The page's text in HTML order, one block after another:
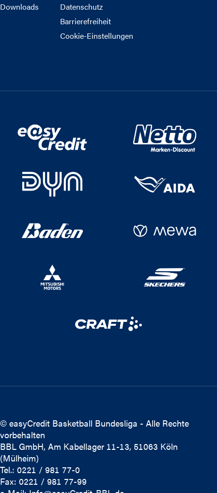
Downloads
Datenschutz
Barrierefreiheit
Cookie-Einstellungen
© easyCredit Basketball Bundesliga - Alle Rechte
vorbehalten
BBL GmbH, Am Kabellager 11-13, 51063 Köln
(Mülheim)
Tel.: 0221 / 981 77-0
Fax: 0221 / 981 77-99